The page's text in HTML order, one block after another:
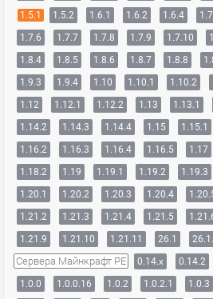
1.5.1
1.5.2 1.6.1 1.6.2 1.6.4
1.7.6
1.7.7 1.7.8 1.7.9 1.7.10
1.8.4
1.8.5 1.8.6 1.8.7 1.8.8
1.9.3
1.9.4 1.10 1.10.1 1.10.2
1.12
1.12.1 1.12.2 1.13 1.13.1
1.14.2
1.14.3 1.14.4 1.15 1.15.1
1.16.2
1.16.3 1.16.4 1.16.5 1.17
1.18.2
1.19 1.19.1 1.19.2 1.19.3
1.20.1
1.20.2 1.20.3 1.20.4
1.21.2
1.21.3 1.21.4 1.21.5
1.21.9
1.21.10 1.21.11 26.1
Сервера Майнкрафт PE 0.14.x 0.14.2
1.0.0
1.0.0.16 1.0.2 1.0.2.1 1.0.3